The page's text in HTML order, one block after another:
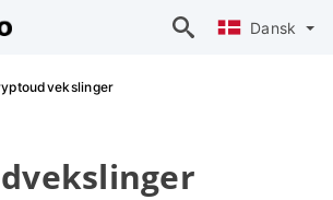
Dansk